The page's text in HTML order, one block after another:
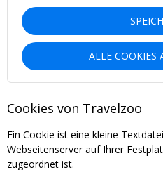
ALLE COOKIES
Cookies von Travelzoo
Ein Cookie ist eine kleine
Webseitenserver auf Ihrer
zugeordnet ist.